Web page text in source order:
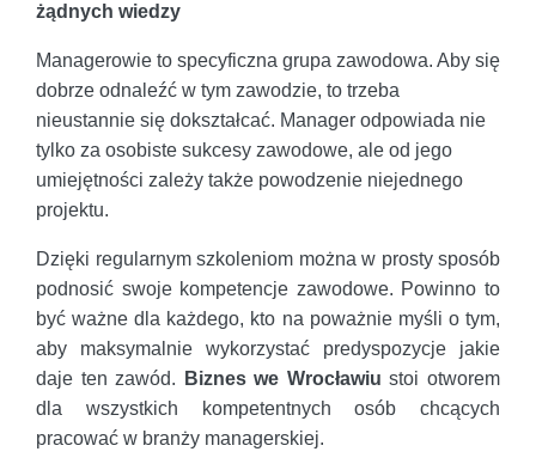
żądnych wiedzy
Managerowie to specyficzna grupa zawodowa. Aby się
dobrze odnaleźć w tym zawodzie, to trzeba
nieustannie się dokształcać. Manager odpowiada nie
tylko za osobiste sukcesy zawodowe, ale od jego
umiejętności zależy także powodzenie niejednego
projektu.
Dzięki regularnym szkoleniom można w prosty sposób
podnosić swoje kompetencje zawodowe. Powinno to
być ważne dla każdego, kto na poważnie myśli o tym,
aby maksymalnie wykorzystać predyspozycje jakie
daje ten zawód.
Biznes we Wrocławiu stoi otworem
dla wszystkich kompetentnych osób chcących
pracować w branży managerskiej.